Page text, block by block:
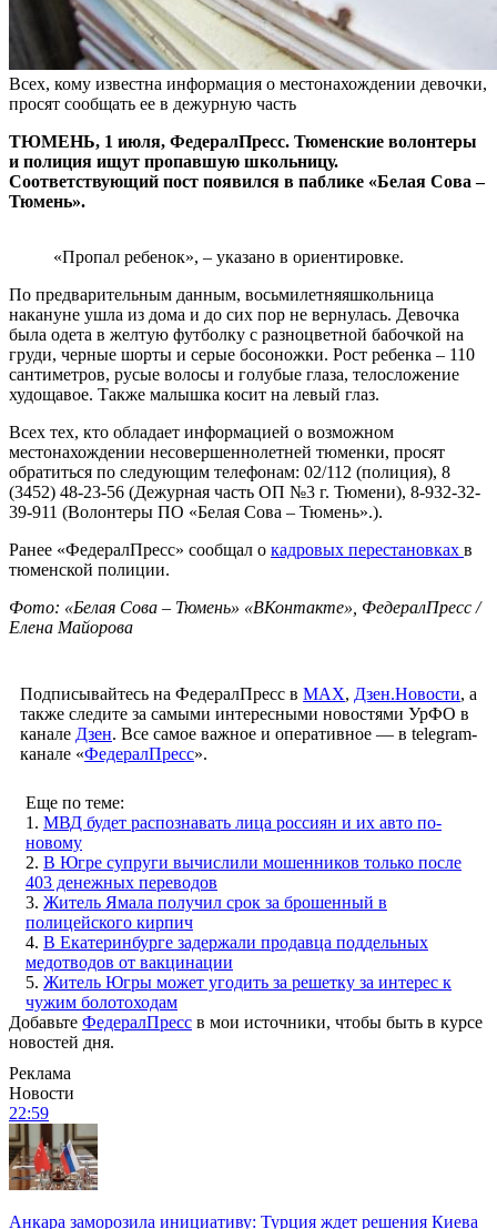
Всех, кому известна информация о местонахождении девочки,
просят сообщать ее в дежурную часть
ТЮМЕНЬ, 1 июля, ФедералПресс. Тюменские волонтеры
и полиция ищут пропавшую школьницу.
Соответствующий пост появился в паблике «Белая Сова –
Тюмень».
«Пропал ребенок», – указано в ориентировке.
По предварительным данным, восьмилетняяшкольница
накануне ушла из дома и до сих пор не вернулась. Девочка
была одета в желтую футболку с разноцветной бабочкой на
груди, черные шорты и серые босоножки. Рост ребенка – 110
сантиметров, русые волосы и голубые глаза, телосложение
худощавое. Также малышка косит на левый глаз.
Всех тех, кто обладает информацией о возможном
местонахождении несовершеннолетней тюменки, просят
обратиться по следующим телефонам: 02/112 (полиция), 8
(3452) 48-23-56 (Дежурная часть ОП №3 г. Тюмени), 8-932-32-
39-911 (Волонтеры ПО «Белая Сова – Тюмень».).
Ранее «ФедералПресс» сообщал о кадровых перестановках в
тюменской полиции.
Фото: «Белая Сова – Тюмень» «ВКонтакте», ФедералПресс /
Елена Майорова
Подписывайтесь на ФедералПресс в МАХ, Дзен.Новости, а
также следите за самыми интересными новостями УрФО в
канале Дзен. Все самое важное и оперативное — в telegram-
канале «ФедералПресс».
Еще по теме:
1. МВД будет распознавать лица россиян и их авто по-
новому
2. В Югре супруги вычислили мошенников только после
403 денежных переводов
3. Житель Ямала получил срок за брошенный в
полицейского кирпич
4. В Екатеринбурге задержали продавца поддельных
медотводов от вакцинации
5. Житель Югры может угодить за решетку за интерес к
чужим болотоходам
Добавьте ФедералПресс в мои источники, чтобы быть в курсе
новостей дня.
Реклама
Новости
22:59
Анкара заморозила инициативу: Турция ждет решения Киева